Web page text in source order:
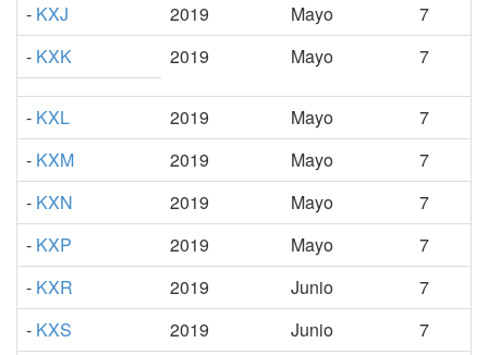
- KXJ 2019 Mayo
7
- KXK 2019 Mayo 7
- KXL 2019 Mayo
7
- KXM 2019 Mayo
7
- KXN 2019 Mayo
7
- KXP 2019 Mayo
7
- KXR 2019 Junio
7
- KXS 2019 Junio
7